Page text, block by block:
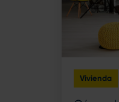
Vivienda